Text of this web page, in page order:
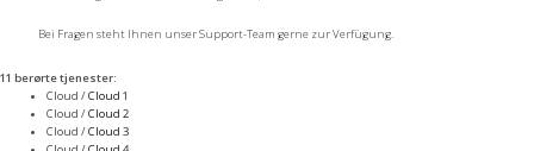
Bei Fragen steht Ihnen unser Support-Team gerne zur Verfügung.
11 berørte tjenester:
Cloud /Cloud 1
Cloud /Cloud 2
Cloud /Cloud 3